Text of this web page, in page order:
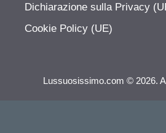
Dichiarazione sulla Privacy
Cookie Policy (UE)
Lussuosissimo.com © 2026.